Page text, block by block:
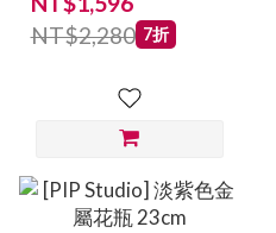
NT$2,280 7折